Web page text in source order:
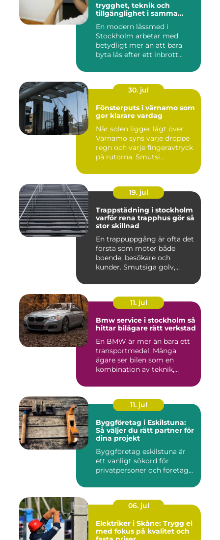
trygghet, teknik och
tillgänglighet i samma
En modern låssmed i
Stockholm arbetar med
betydligt mer än att bara
byta lås efter ett inbrott
30. jul
Fönsterputs i värnamo som
ger klarare vardag
När solen ligger lågt över
Värnamo syns varje droppe
regn och varje fingeravtryck
på rutorna. Smutsi...
19. jul
Trappstädning i stockholm
varför rena trapphus gör så
stor skillnad
En trappuppgång är ofta det
första som möter både
boende, besökare och
kunder. Smutsiga golv,
11. jul
Bmw service i stockholm så
hittar bilägare rätt verkstad
En BMW är mer än bara ett
transportmedel. Många
ägare ser bilen som en
kombination av teknik,
11. jul
Byggföretag i Eskilstuna:
Så väljer du rätt partner för
dina projekt
Byggföretag eskilstuna är
ett vanligt sökord för
privatpersoner och företag...
06. jul
Elektriker i Skåne: Trygg el
med fokus på kvalitet och